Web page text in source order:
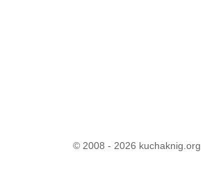
© 2008 - 2026 kuchaknig.org